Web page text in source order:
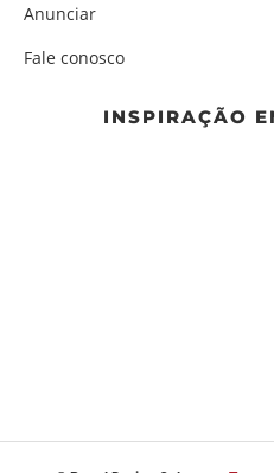
Anunciar
Fale conosco
INSPIRAÇÃO